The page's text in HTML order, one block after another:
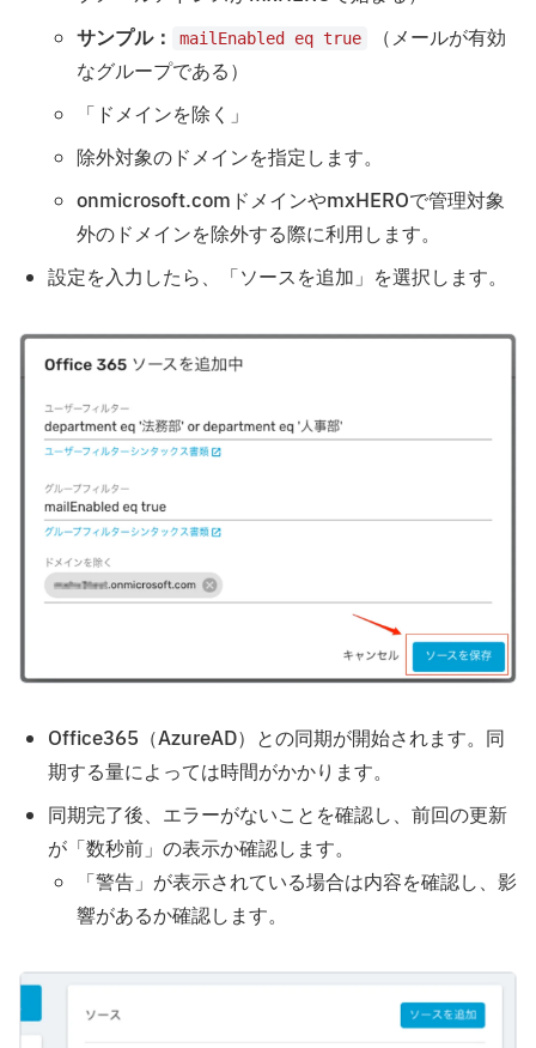
サンプル：
mailEnabled eq true
（メールが有効
なグループである）
「ドメインを除く」
除外対象のドメインを指定します。
onmicrosoft.comドメインやmxHEROで管理対象
外のドメインを除外する際に利用します。
設定を入力したら、「ソースを追加」を選択します。
Office365（AzureAD）との同期が開始されます。同
期する量によっては時間がかかります。
同期完了後、エラーがないことを確認し、前回の更新
が「数秒前」の表示か確認します。
「警告」が表示されている場合は内容を確認し、影
響があるか確認します。